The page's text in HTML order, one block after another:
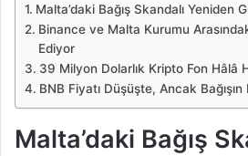
Malta’daki Bağış Skandalı Yeniden
Binance ve Malta Kurumu
Ediyor
39 Milyon Dolarlık Kripto Fon Hâlâ
BNB Fiyatı Düşüşte, Ancak
Malta’daki Bağış